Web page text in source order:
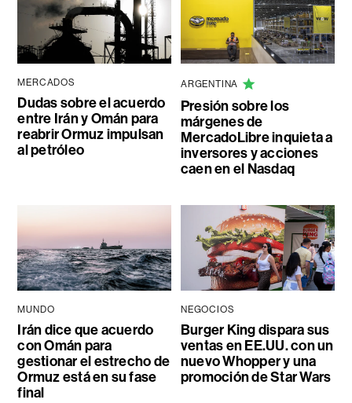
MERCADOS
Dudas sobre el acuerdo
entre Irán y Omán para
reabrir Ormuz impulsan
al petróleo
ARGENTINA
Presión sobre los
márgenes de
MercadoLibre inquieta a
inversores y acciones
caen en el Nasdaq
MUNDO
Irán dice que acuerdo
con Omán para
gestionar el estrecho de
Ormuz está en su fase
final
NEGOCIOS
Burger King dispara sus
ventas en EE.UU. con un
nuevo Whopper y una
promoción de Star Wars